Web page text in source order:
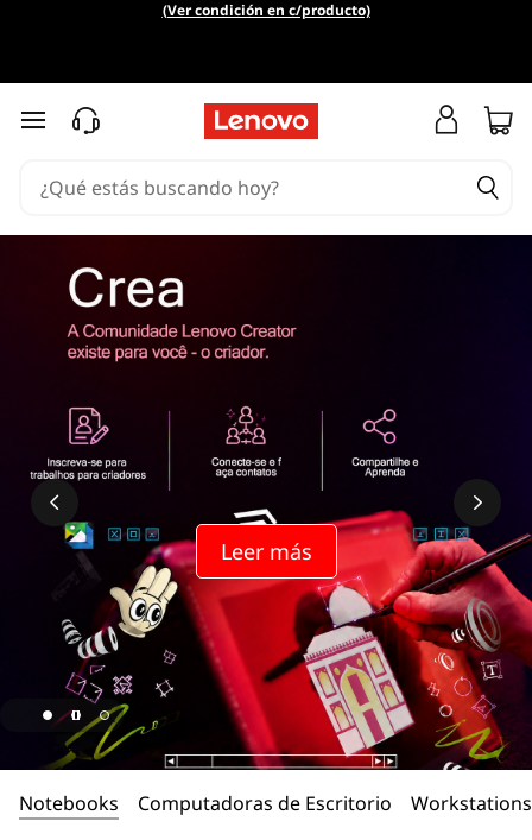
(Ver condición en c/producto)
Ir al contenido principal
Leer más
Notebooks Computadoras de Escritorio Workstations